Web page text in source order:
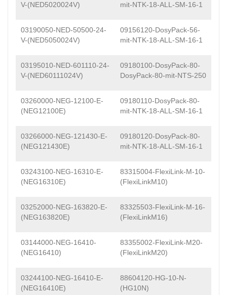
V-(NED5020024V)
mit-NTK-18-ALL-SM-16-1
03190050-NED-50500-24-
V-(NED5050024V)
09156120-DosyPack-56-
mit-NTK-18-ALL-SM-16-1
03195010-NED-601110-24-
V-(NED60111024V)
09180100-DosyPack-80-
DosyPack-80-mit-NTS-250
03260000-NEG-12100-E-
(NEG12100E)
09180110-DosyPack-80-
mit-NTK-18-ALL-SM-16-1
03266000-NEG-121430-E-
(NEG121430E)
09180120-DosyPack-80-
mit-NTK-18-ALL-SM-16-1
03243100-NEG-16310-E-
(NEG16310E)
83315004-FlexiLink-M-10-
(FlexiLinkM10)
03252000-NEG-163820-E-
(NEG163820E)
83325503-FlexiLink-M-16-
(FlexiLinkM16)
03144000-NEG-16410-
(NEG16410)
83355002-FlexiLink-M20-
(FlexiLinkM20)
03244100-NEG-16410-E-
(NEG16410E)
88604120-HG-10-N-
(HG10N)